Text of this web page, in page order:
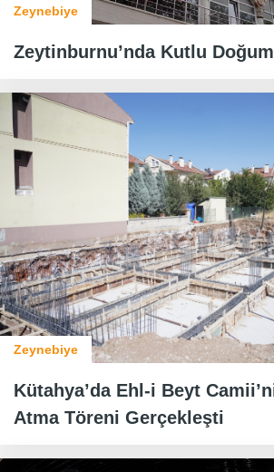
Zeynebiye
Zeytinburnu’nda Kutlu
Zeynebiye
Kütahya’da Ehl-i Beyt
Atma Töreni Gerçekleşti